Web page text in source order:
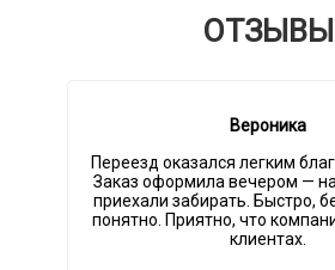
ОТЗЫВЫ
Вероника
Переезд оказался легким
Заказ оформила вечером —
приехали забирать. Быстро,
понятно. Приятно, что
клиентах.